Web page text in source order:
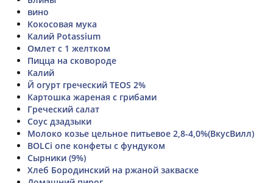
вино
Кокосовая мука
Калий Potassium
Омлет с 1 желтком
Пицца на сковороде
Калий
Й огурт греческий TEOS 2%
Картошка жареная с грибами
Греческий салат
Соус дзадзыки
Молоко козье цельное питьевое 2,8-4,0%(ВкусВилл)
BOLCi one конфеты с фундуком
Сырники (9%)
Хлеб Бородинский на ржаной закваске